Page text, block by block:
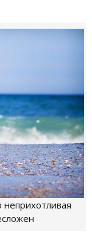
неприхотливая